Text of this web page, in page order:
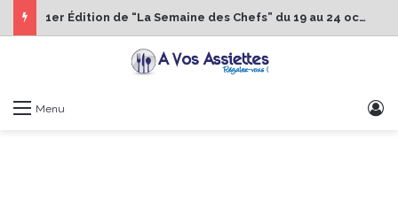
1er Édition de “La Semaine des Chefs” du 19 au 24 octobre 2026
Menu